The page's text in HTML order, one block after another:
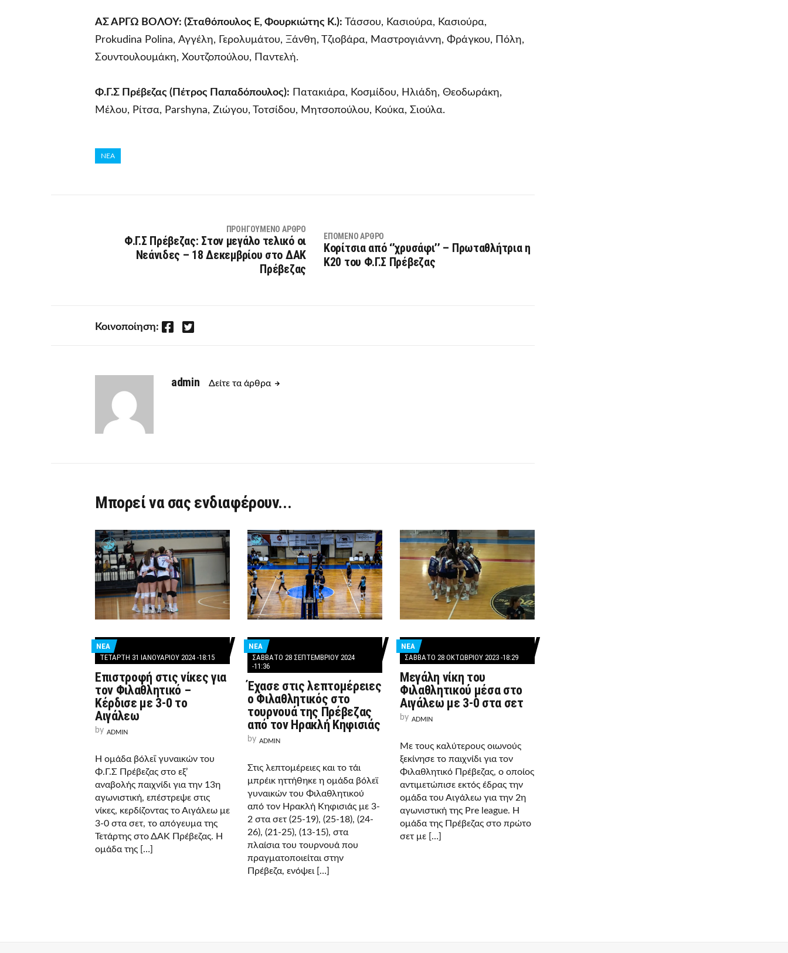
ΑΣ ΑΡΓΩ ΒΟΛΟΥ: (Σταθόπουλος Ε, Φουρκιώτης Κ.): Τάσσου, Κασιούρα, Κασιούρα,
Prokudina Polina, Αγγέλη, Γερολυμάτου, Ξάνθη, Τζιοβάρα, Μαστρογιάννη, Φράγκου, Πόλη,
Σουντουλουμάκη, Χουτζοπούλου, Παντελή.
Φ.Γ.Σ Πρέβεζας (Πέτρος Παπαδόπουλος): Πατακιάρα, Κοσμίδου, Ηλιάδη, Θεοδωράκη,
Μέλου, Ρίτσα, Parshyna, Ζιώγου, Τοτσίδου, Μητσοπούλου, Κούκα, Σιούλα.
ΝΕΑ
ΠΡΟΗΓΟΎΜΕΝΟ ΆΡΘΡΟ
Φ.Γ.Σ Πρέβεζας: Στον μεγάλο τελικό οι
Νεάνιδες – 18 Δεκεμβρίου στο ΔΑΚ
Πρέβεζας
ΕΠΌΜΕΝΟ ΆΡΘΡΟ
Κορίτσια από ‘’χρυσάφι’’ – Πρωταθλήτρια η
Κ20 του Φ.Γ.Σ Πρέβεζας
Κοινοποίηση: Facebook Twitter
admin Δείτε τα άρθρα
Μπορεί να σας ενδιαφέρουν...
ΝΕΑ
ΤΕΤΆΡΤΗ 31 ΙΑΝΟΥΑΡΊΟΥ 2024 -18:15
Επιστροφή στις νίκες για
τον Φιλαθλητικό –
Κέρδισε με 3-0 το
Αιγάλεω
by ADMIN
Η ομάδα βόλεΐ γυναικών του
Φ.Γ.Σ Πρέβεζας στο εξ’
αναβολής παιχνίδι για την 13η
αγωνιστική, επέστρεψε στις
νίκες, κερδίζοντας το Αιγάλεω με
3-0 στα σετ, το απόγευμα της
Τετάρτης στο ΔΑΚ Πρέβεζας. Η
ομάδα της […]
ΝΕΑ
ΣΆΒΒΑΤΟ 28 ΣΕΠΤΕΜΒΡΊΟΥ 2024
-11:36
Έχασε στις λεπτομέρειες
ο Φιλαθλητικός στο
τουρνουά της Πρέβεζας
από τον Ηρακλή Κηφισιάς
by ADMIN
Στις λεπτομέρειες και το τάι
μπρέικ ηττήθηκε η ομάδα βόλεϊ
γυναικών του Φιλαθλητικού
από τον Ηρακλή Κηφισιάς με 3-
2 στα σετ (25-19), (25-18), (24-
26), (21-25), (13-15), στα
πλαίσια του τουρνουά που
πραγματοποιείται στην
Πρέβεζα, ενόψει […]
ΝΕΑ
ΣΆΒΒΑΤΟ 28 ΟΚΤΩΒΡΊΟΥ 2023 -18:29
Μεγάλη νίκη του
Φιλαθλητικού μέσα στο
Αιγάλεω με 3-0 στα σετ
by ADMIN
Με τους καλύτερους οιωνούς
ξεκίνησε το παιχνίδι για τον
Φιλαθλητικό Πρέβεζας, ο οποίος
αντιμετώπισε εκτός έδρας την
ομάδα του Αιγάλεω για την 2η
αγωνιστική της Pre league. Η
ομάδα της Πρέβεζας στο πρώτο
σετ με […]